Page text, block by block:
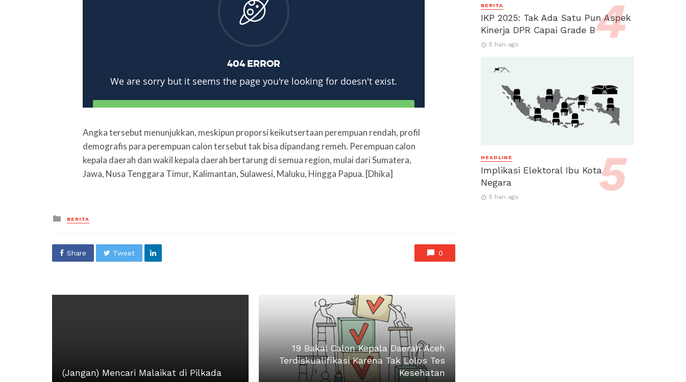
Angka tersebut menunjukkan, meskipun proporsi keikutsertaan perempuan rendah, profil
demografis para perempuan calon tersebut tak bisa dipandang remeh. Perempuan calon
kepala daerah dan wakil kepala daerah bertarung di semua region, mulai dari Sumatera,
Jawa, Nusa Tenggara Timur, Kalimantan, Sulawesi, Maluku, Hingga Papua. [Dhika]
Posted
in
BERITA
Share Tweet 0
(Jangan) Mencari Malaikat di Pilkada
19 Bakal Calon Kepala Daerah Aceh
Terdiskualifikasi Karena Tak Lolos Tes
Kesehatan
BERITA
IKP 2025: Tak Ada Satu Pun Aspek
Kinerja DPR Capai Grade B
5 hari ago
HEADLINE
Implikasi Elektoral Ibu Kota
Negara
5 hari ago